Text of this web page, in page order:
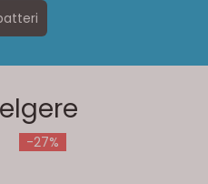
-27%